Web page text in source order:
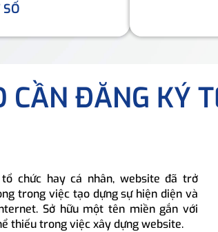
CẦN ĐĂNG KÝ
chức hay cá nhân, website đã trở
trong việc tạo dựng sự hiện diện và
Sở hữu một tên miền gắn với
thiếu trong việc xây dựng website.